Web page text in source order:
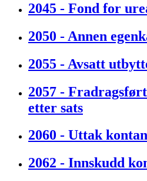
2045 - Fond for
2050 - Annen
2055 - Avsatt
2057 -
etter sats
2060 - Uttak
2062 - Innskudd